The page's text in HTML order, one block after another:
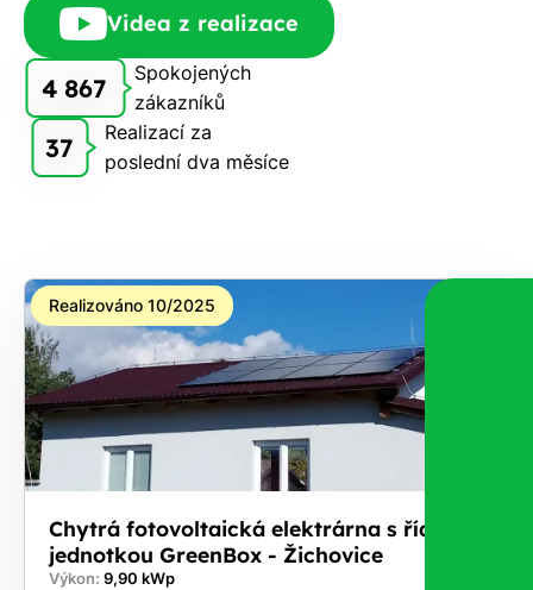
Videa z realizace
4 867
Spokojených
zákazníků
37
Realizací za
poslední dva měsíce
Realizováno 10/2025
Chytrá fotovoltaická elektrárna s řídicí
jednotkou GreenBox - Žichovice
Výkon: 9,90 kWp